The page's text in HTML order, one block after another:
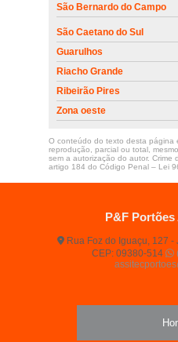
São Bernardo do Campo
São Caetano do Sul
Guarulhos
Riacho Grande
Ribeirão Pires
Zona oeste
O conteúdo do texto desta página
reprodução, parcial ou total,
sem a autorização do autor. Crime
artigo 184 do Código Penal – Lei
P&F
Rua Foz do Iguaçu, 127 -
CEP: 09380-514